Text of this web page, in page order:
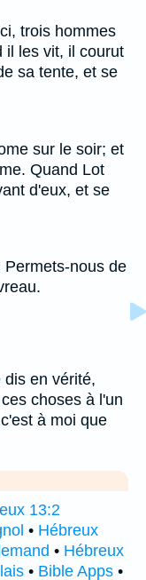
trois hommes
il les vit, il courut
sa tente, et se
sur le soir; et
Quand Lot
d'eux, et se
Permets-nous de
dis en vérité,
choses à l'un
à moi que
13:2
• Hébreux
• Hébreux
• Bible Apps •